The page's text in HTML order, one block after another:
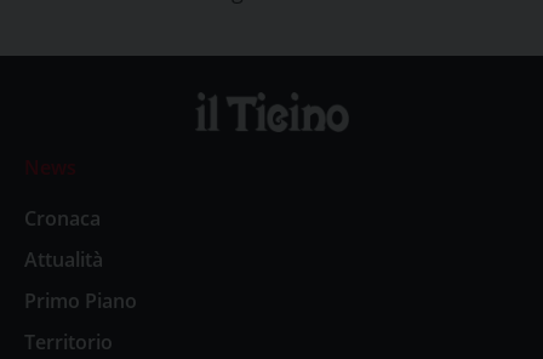
News
Cronaca
Attualità
Primo Piano
Territorio